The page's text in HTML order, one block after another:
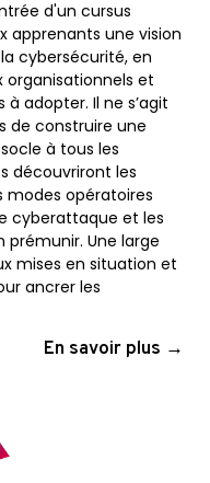
d'un cursus
apprenants une vision
cybersécurité, en
organisationnels et
adopter. Il ne s’agit
de construire une
à tous les
découvriront les
modes opératoires
cyberattaque et les
prémunir. Une large
mises en situation et
ancrer les
En savoir plus →